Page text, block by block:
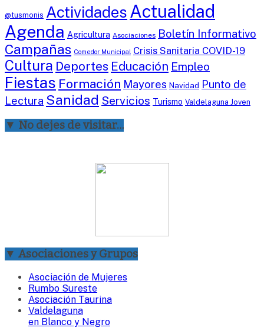
@tusmonis ActividadesActualidad
Agenda Agricultura Asociaciones Boletín Informativo
Campañas Comedor Municipal Crisis Sanitaria COVID-19
Cultura Deportes Educación Empleo
Fiestas Formación Mayores Navidad Punto de
Lectura Sanidad Servicios Turismo Valdelaguna Joven
▼ No dejes de visitar…
▼ Asociaciones y Grupos
Asociación de Mujeres
Rumbo Sureste
Asociación Taurina
Valdelaguna
en Blanco y Negro